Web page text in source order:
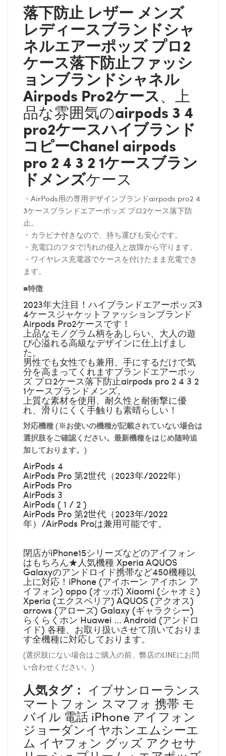
落下防止 レザー メンズ
レディースブランドシャ
ネルエアーポッズ プロ2
ケース落下防止ファッシ
ョンブランドシャネル
Airpods Pro2ケース、上
品な雰囲気のairpods 3 4
pro2ケースハイブランド
コピーChanel airpods
pro 2 4 3 2 1ケースブラン
ドメンズケース
・AirPods用の専用デザインブランドairpods pro2 4
3ケースブランドエアーポッズ プロ2ケース落下防
止。
・カラビナ付きなので、持ち運びも安心です。
・充電口のフタで汚れの侵入と故障から守ります。
・ワイヤレス充電器でケースを付けたまま充電でき
ます。
■特徴
2023年大注目！ハイブランドエアーポッズ3
4ケースジャケットファッションブランド
Airpods Pro2ケースです！
上品なモノグラム柄をあしらい、大人の遊
び心溢れる高級なデザインに仕上げまし
た。
男性でも女性でも兼用、手にするだけで気
分を高まってくれますブランドエアーポッ
ズ プロ2ケース落下防止airpods pro 2 4 3 2
1ケースブランドメンズ。
上質な素材を使用、耐久性と耐衝撃に優
れ、滑りにくく手触りも素晴らしい！
対応機種 (※お使いの機種が記載されていない場合は
選択肢をご確認ください。最新機種をはじめ随時追
加しております。)
AirPods 4
AirPods Pro 第2世代（2023年/2022年）
AirPods Pro
AirPods 3
AirPods ( 1 / 2 )
AirPods Pro 第2世代（2023年/2022
年）/AirPods Proは兼用可能です。
閉店がiPhone15シリーズなどのアイフォン
はもちろん★人気機種 Xperia AQUOS
Galaxyのアンドロイド携帯など450機種以
上に対応！iPhone (アイホーン アイホン ア
イフォン) oppo (オッポ) Xiaomi (シャオミ)
Xperia (エクスペリア) AQUOS (アクオス)
arrows (アローズ) Galaxy (ギャラクシー)
らくらくホン Huawei ... Android (アンドロ
イド) 各種、お取り扱いさせて頂いておりま
す全機種に対応しております。
(選択肢にない場合はご購入の前、弊店のLINEにお問
い合わせください。)
人気タグ： イブサンローランス
マートフォン スマフォ 携帯 モ
バイル 電話 iPhone アイフォン
ジョーダンイヤホンエムシーエ
ム イヤフォン グッズ アクセサ